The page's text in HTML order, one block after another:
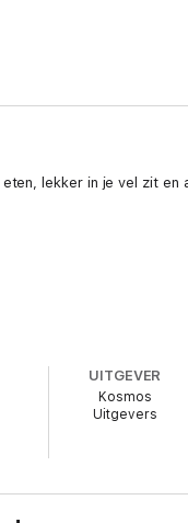
lekker in je vel zit
UITGEVER
Kosmos
Uitgevers